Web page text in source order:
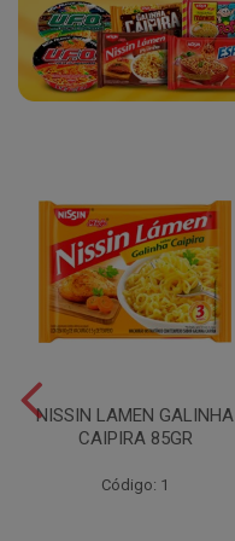
NISSIN LAMEN GALINHA
CAIPIRA 85GR
Código: 1